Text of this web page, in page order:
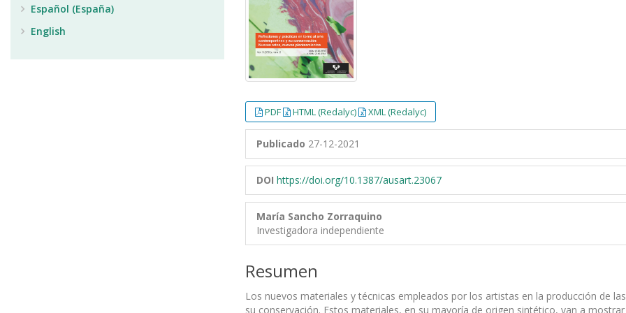
PDF HTML (Redalyc) XML (Redalyc)
Publicado 27-12-2021
DOI https://doi.org/10.1387/ausart.23067
María Sancho Zorraquino
Investigadora independiente
Resumen
Los nuevos materiales y técnicas empleados por los artistas en la producción de
su conservación. Estos materiales, en su mayoría de origen sintético, van a
Español (España)
English